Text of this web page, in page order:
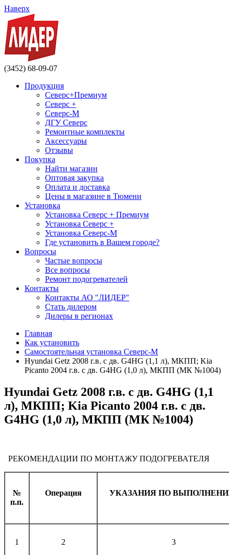
Наверх
(3452) 68-09-07
Продукция
Северс+Премиум
Северс +
Северс-М
ДГУ Северс
Ремонтные комплекты
Аксессуары
Отзывы
Покупка
Найти магазин
Оптовая закупка
Оплата и доставка
Цены в магазине в Тюмени
Установка
Установка Северс + Премиум
Установка Северс +
Установка Северс-М
Где установить в Вашем городе?
Вопросы
Частые вопросы
Все вопросы
Ремонт подогревателей
Контакты
Контакты АО "ЛИДЕР"
Стать дилером
Дилеры в регионах
Главная
Как установить
Самостоятельная установка Северс-М
Hyundai Getz 2008 г.в. с дв. G4HG (1,1 л), МКПП; Kia
Picanto 2004 г.в. с дв. G4HG (1,0 л), МКПП (МК №1004)
Hyundai Getz 2008 г.в. с дв. G4HG (1,1
л), МКПП; Kia Picanto 2004 г.в. с дв.
G4HG (1,0 л), МКПП (МК №1004)
РЕКОМЕНДАЦИИ ПО МОНТАЖУ ПОДОГРЕВАТЕЛЯ
№
п.п.
Операция УКАЗАНИЯ ПО
1 2 3